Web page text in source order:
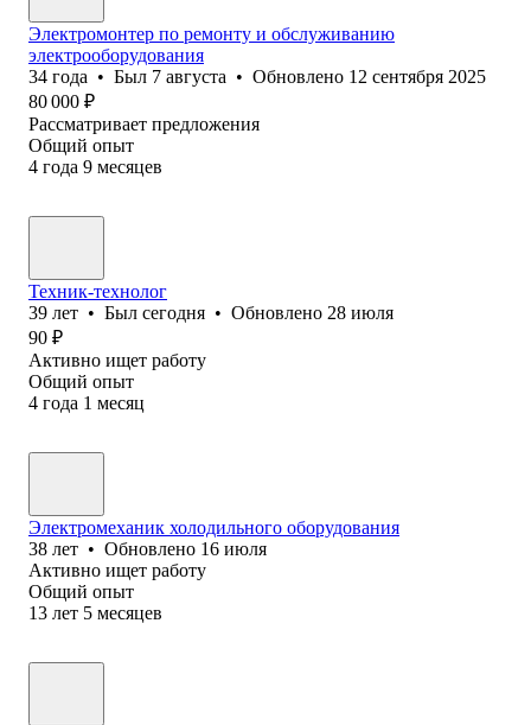
Электромонтер по ремонту и обслуживанию
электрооборудования
34 года • Был 7 августа • Обновлено 12 сентября 2025
80 000 ₽
Рассматривает предложения
Общий опыт
4 года 9 месяцев
Техник-технолог
39 лет • Был сегодня • Обновлено 28 июля
90 ₽
Активно ищет работу
Общий опыт
4 года 1 месяц
Электромеханик холодильного оборудования
38 лет • Обновлено 16 июля
Активно ищет работу
Общий опыт
13 лет 5 месяцев